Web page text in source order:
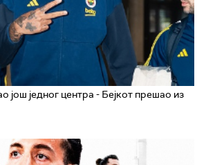
још једног центра - Бејкот прешао из